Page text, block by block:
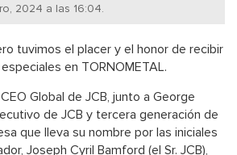
2024 a las 16:04.
tuvimos el placer y el honor de recibir
en TORNOMETAL.
Global de JCB, junto a George
de JCB y tercera generación de
que lleva su nombre por las iniciales
Joseph Cyril Bamford (el Sr. JCB),